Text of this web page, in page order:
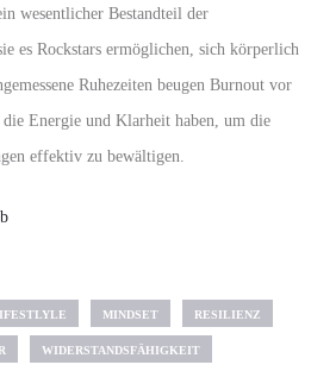
wesentlicher Bestandteil der
es Rockstars ermöglichen, sich körperlich
Ruhezeiten beugen Burnout vor
die Energie und Klarheit haben, um die
effektiv zu bewältigen.
MINDSET RESILIENZ
WIDERSTANDSFÄHIGKEIT